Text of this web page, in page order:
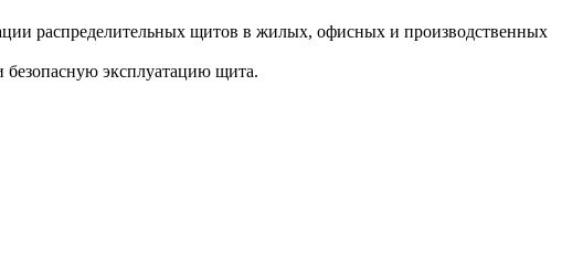
распределительных щитов в жилых, офисных и производственных
безопасную эксплуатацию щита.